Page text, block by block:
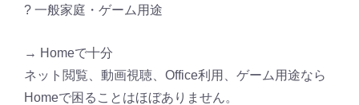
? 一般家庭・ゲーム用途
→ Homeで十分
ネット閲覧、動画視聴、Office利用、ゲーム用途なら
Homeで困ることはほぼありません。